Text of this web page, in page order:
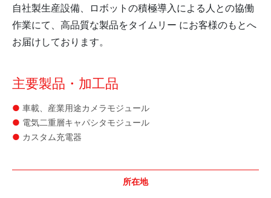
自社製生産設備、ロボットの積極導入による人との協働
作業にて、 高品質な製品をタイムリー にお客様のもとへ
お届けしております。
主要製品・加工品
車載、産業用途カメラモジュール
電気二重層キャパシタモジュール
カスタム充電器
所在地